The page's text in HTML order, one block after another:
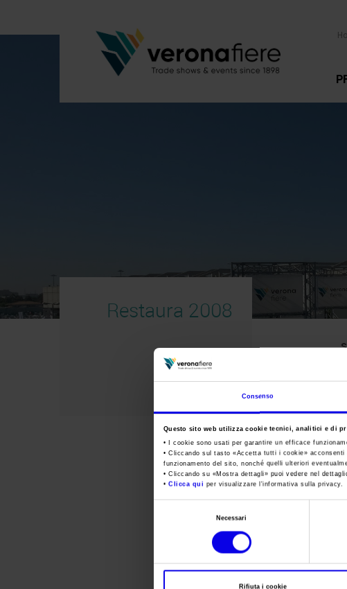
Consenso
Questo sito web utilizza cookie tecnici, analitici e di
• I cookie sono usati per garantire un efficace
• Cliccando sul tasto «Accetta tutti i cookie» acconsenti
funzionamento del sito, nonché quelli ulteriori
• Cliccando su «Mostra dettagli» puoi vedere nel
•Clicca qui per visualizzare l'informativa sulla privacy.
Necessari
Rifiuta i cookie
Restaura 2008